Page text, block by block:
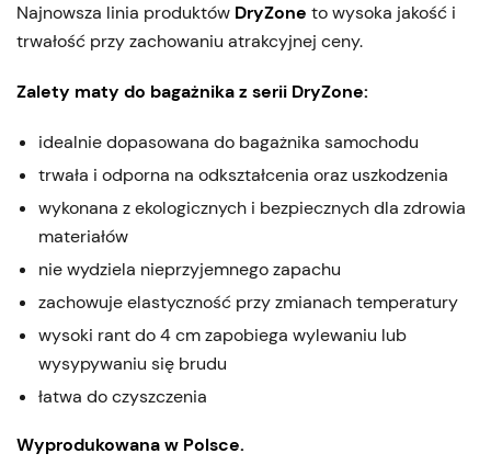
Najnowsza linia produktów DryZone to wysoka jakość i
trwałość przy zachowaniu atrakcyjnej ceny.
Zalety maty do bagażnika z serii DryZone:
idealnie dopasowana do bagażnika samochodu
trwała i odporna na odkształcenia oraz uszkodzenia
wykonana z ekologicznych i bezpiecznych dla zdrowia
materiałów
nie wydziela nieprzyjemnego zapachu
zachowuje elastyczność przy zmianach temperatury
wysoki rant do 4 cm zapobiega wylewaniu lub
wysypywaniu się brudu
łatwa do czyszczenia
Wyprodukowana w Polsce.